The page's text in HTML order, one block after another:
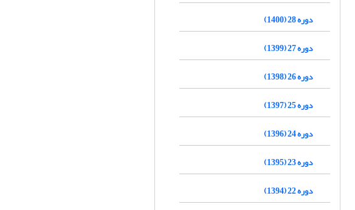
دوره 28 (1400)
دوره 27 (1399)
دوره 26 (1398)
دوره 25 (1397)
دوره 24 (1396)
دوره 23 (1395)
دوره 22 (1394)